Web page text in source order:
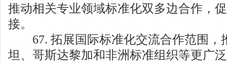
推动相关专业领域标准化双多边合作，
接。
67. 拓展国际标准化交流合作范围，
坦、哥斯达黎加和非洲标准组织等更广